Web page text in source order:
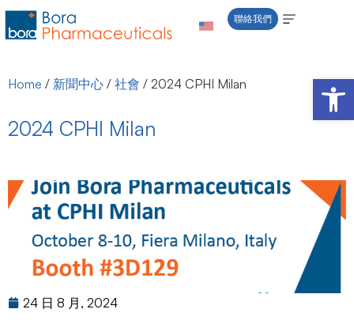
聯絡我們
Home / 新聞中心 / 社會 / 2024 CPHI Milan
2024 CPHI Milan
24 日 8 月, 2024